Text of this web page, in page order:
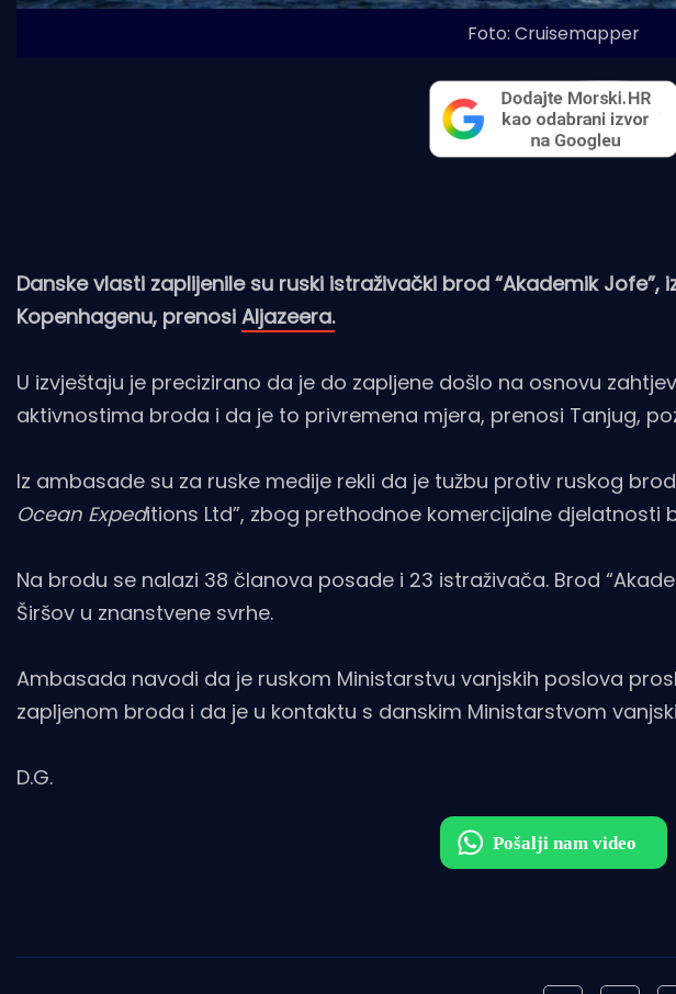
Foto: Cruisemapper
Danske vlasti zaplijenile su ruski istraživački brod “Akademik
Kopenhagenu, prenosi Aljazeera.
U izvještaju je precizirano da je do zapljene došlo na osnovu
aktivnostima broda i da je to privremena mjera, prenosi Tanjug,
Iz ambasade su za ruske medije rekli da je tužbu protiv ruskog
Ocean Expeditions Ltd”, zbog prethodnoe komercijalne djelatnosti
Na brodu se nalazi 38 članova posade i 23 istraživača. Brod
Širšov u znanstvene svrhe.
Ambasada navodi da je ruskom Ministarstvu vanjskih poslova
zapljenom broda i da je u kontaktu s danskim Ministarstvom
D.G.